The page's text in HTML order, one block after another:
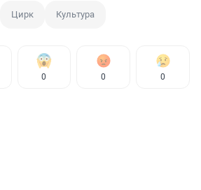
Цирк Культура
0 0 0